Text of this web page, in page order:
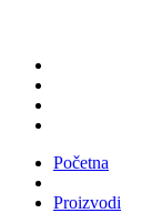
Početna
Proizvodi